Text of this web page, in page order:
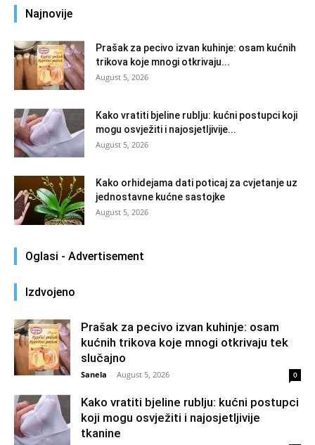
Najnovije
Prašak za pecivo izvan kuhinje: osam kućnih
trikova koje mnogi otkrivaju...
August 5, 2026
Kako vratiti bjeline rublju: kućni postupci koji
mogu osvježiti i najosjetljivije...
August 5, 2026
Kako orhidejama dati poticaj za cvjetanje uz
jednostavne kućne sastojke
August 5, 2026
Oglasi - Advertisement
Izdvojeno
Prašak za pecivo izvan kuhinje: osam
kućnih trikova koje mnogi otkrivaju tek
slučajno
Sanela - August 5, 2026 0
Kako vratiti bjeline rublju: kućni postupci
koji mogu osvježiti i najosjetljivije
tkanine